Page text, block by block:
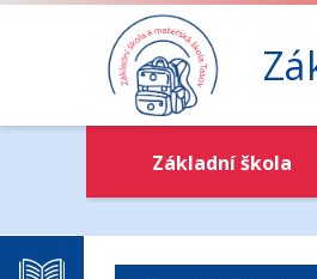
Základní škola